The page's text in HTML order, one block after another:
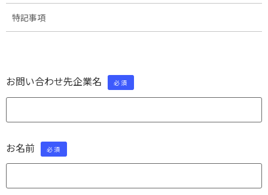
特記事項
お問い合わせ先企業名 必須
お名前 必須